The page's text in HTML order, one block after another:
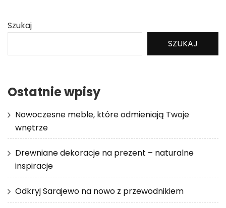
Szukaj
SZUKAJ
Ostatnie wpisy
Nowoczesne meble, które odmieniają Twoje
wnętrze
Drewniane dekoracje na prezent – naturalne
inspiracje
Odkryj Sarajewo na nowo z przewodnikiem